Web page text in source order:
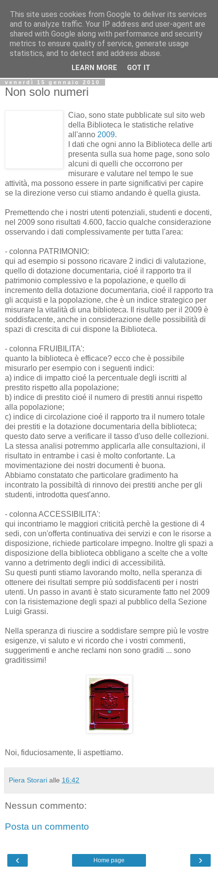
Biblio@rti in
Il Blog della Biblioteca di Area delle arti per condividere
informazioni iniziative incontri
venerdì 15 gennaio 2010
Non solo numeri
Ciao, sono state pubblicate sul sito web
della Biblioteca le statistiche relative
all'anno 2009.
I dati che ogni anno la Biblioteca delle arti
presenta sulla sua home page, sono solo
alcuni di quelli che occorrono per
misurare e valutare nel tempo le sue
attività, ma possono essere in parte significativi per capire
se la direzione verso cui stiamo andando è quella giusta.
Premettendo che i nostri utenti potenziali, studenti e docenti,
nel 2009 sono risultati 4.600, faccio qualche considerazione
osservando i dati complessivamente per tutta l'area:
- colonna PATRIMONIO:
qui ad esempio si possono ricavare 2 indici di valutazione,
quello di dotazione documentaria, cioé il rapporto tra il
patrimonio complessivo e la popolazione, e quello di
incremento della dotazione documentaria, cioé il rapporto tra
gli acquisti e la popolazione, che è un indice strategico per
misurare la vitalità di una biblioteca. Il risultato per il 2009 è
soddisfacente, anche in considerazione delle possibilità di
spazi di crescita di cui dispone la Biblioteca.
- colonna FRUIBILITA':
quanto la biblioteca è efficace? ecco che è possibile
misurarlo per esempio con i seguenti indici:
a) indice di impatto cioé la percentuale degli iscritti al
prestito rispetto alla popolazione;
b) indice di prestito cioé il numero di prestiti annui rispetto
alla popolazione;
c) indice di circolazione cioé il rapporto tra il numero totale
dei prestiti e la dotazione documentaria della biblioteca;
questo dato serve a verificare il tasso d'uso delle collezioni.
La stessa analisi potremmo applicarla alle consultazioni, il
risultato in entrambe i casi è molto confortante. La
movimentazione dei nostri documenti è buona.
Abbiamo constatato che particolare gradimento ha
incontrato la possibiltà di rinnovo dei prestiti anche per gli
studenti, introdotta quest'anno.
- colonna ACCESSIBILITA':
qui incontriamo le maggiori criticità perchè la gestione di 4
sedi, con un'offerta continuativa dei servizi e con le risorse a
disposizione, richiede particolare impegno. Inoltre gli spazi a
disposizione della biblioteca obbligano a scelte che a volte
vanno a detrimento degli indici di accessibilità.
Su questi punti stiamo lavorando molto, nella speranza di
ottenere dei risultati sempre più soddisfacenti per i nostri
utenti. Un passo in avanti è stato sicuramente fatto nel 2009
con la risistemazione degli spazi al pubblico della Sezione
Luigi Grassi.
Nella speranza di riuscire a soddisfare sempre più le vostre
esigenze, vi saluto e vi ricordo che i vostri commenti,
suggerimenti e anche reclami non sono graditi ... sono
graditissimi!
Noi, fiduciosamente, li aspettiamo.
Piera Storari alle 16:42
Nessun commento:
Posta un commento
‹ ›
Home page
This site uses cookies from Google to deliver its services
and to analyze traffic. Your IP address and user-agent are
shared with Google along with performance and security
metrics to ensure quality of service, generate usage
statistics, and to detect and address abuse.
LEARN MORE GOT IT